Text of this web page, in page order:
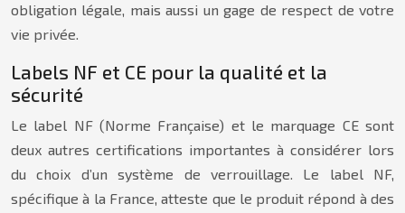
obligation légale, mais aussi un gage de respect de votre
vie privée.
Labels NF et CE pour la qualité et la
sécurité
Le label NF (Norme Française) et le marquage CE sont
deux autres certifications importantes à considérer lors
du choix d’un système de verrouillage. Le label NF,
spécifique à la France, atteste que le produit répond à des